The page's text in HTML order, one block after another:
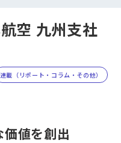
空 九州支社
連載（リポート・コラム・その他）
値を創出